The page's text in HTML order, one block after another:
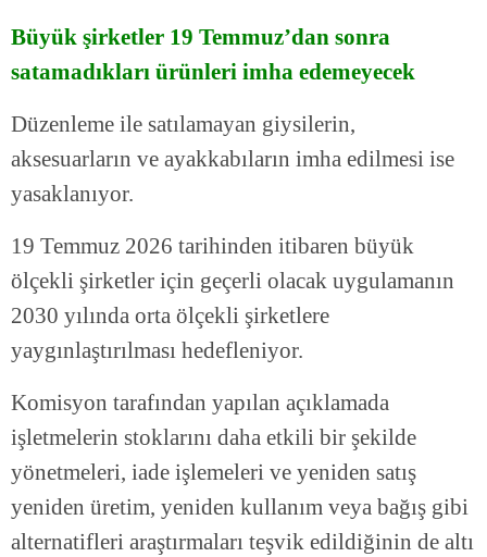
Büyük şirketler 19 Temmuz’dan sonra
satamadıkları ürünleri imha edemeyecek
Düzenleme ile satılamayan giysilerin,
aksesuarların ve ayakkabıların imha edilmesi ise
yasaklanıyor.
19 Temmuz 2026 tarihinden itibaren büyük
ölçekli şirketler için geçerli olacak uygulamanın
2030 yılında orta ölçekli şirketlere
yaygınlaştırılması hedefleniyor.
Komisyon tarafından yapılan açıklamada
işletmelerin stoklarını daha etkili bir şekilde
yönetmeleri, iade işlemeleri ve yeniden satış
yeniden üretim, yeniden kullanım veya bağış gibi
alternatifleri araştırmaları teşvik edildiğinin de altı